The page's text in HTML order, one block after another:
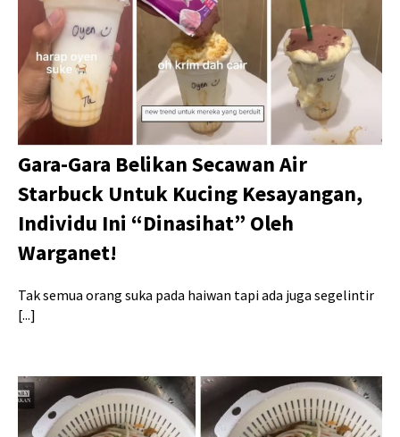
Gara-Gara Belikan Secawan Air
Starbuck Untuk Kucing Kesayangan,
Individu Ini “Dinasihat” Oleh
Warganet!
Tak semua orang suka pada haiwan tapi ada juga segelintir
[...]